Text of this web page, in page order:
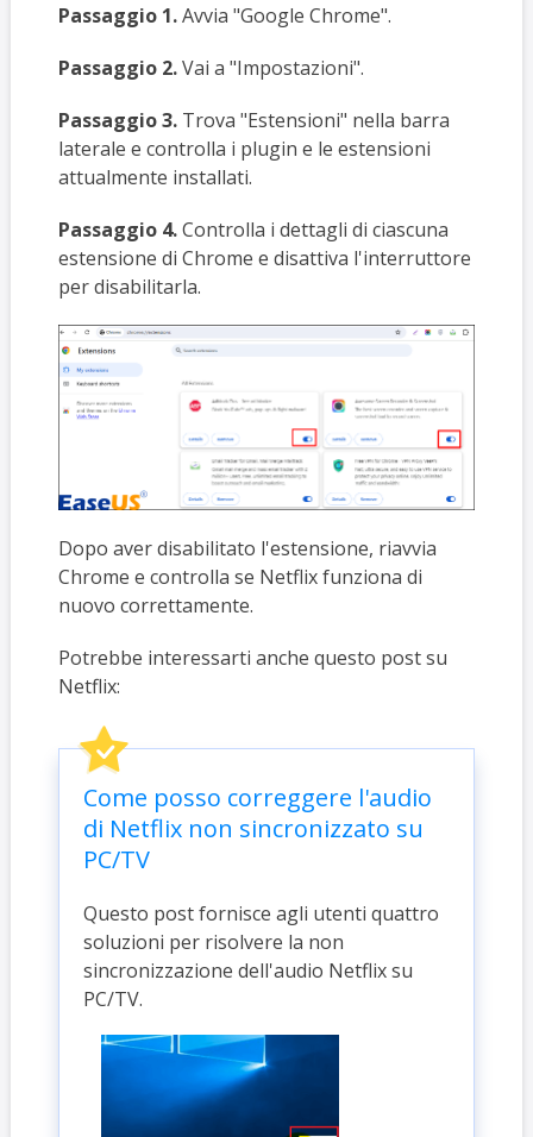
Passaggio 1.Avvia "Google Chrome".
Passaggio 2.Vai a "Impostazioni".
Passaggio 3.Trova "Estensioni" nella barra
laterale e controlla i plugin e le estensioni
attualmente installati.
Passaggio 4.Controlla i dettagli di ciascuna
estensione di Chrome e disattiva l'interruttore
per disabilitarla.
Dopo aver disabilitato l'estensione, riavvia
Chrome e controlla se Netflix funziona di
nuovo correttamente.
Potrebbe interessarti anche questo post su
Netflix:
Come posso correggere l'audio
di Netflix non sincronizzato su
PC/TV
Questo post fornisce agli utenti quattro
soluzioni per risolvere la non
sincronizzazione dell'audio Netflix su
PC/TV.